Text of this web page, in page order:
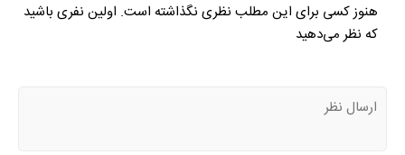
هنوز کسی برای این مطلب نظری نگذاشته است. اولین نفری باشید
که نظر می‌دهید